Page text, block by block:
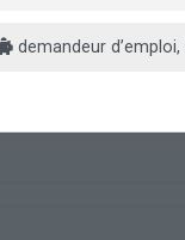
demandeur d’emploi,